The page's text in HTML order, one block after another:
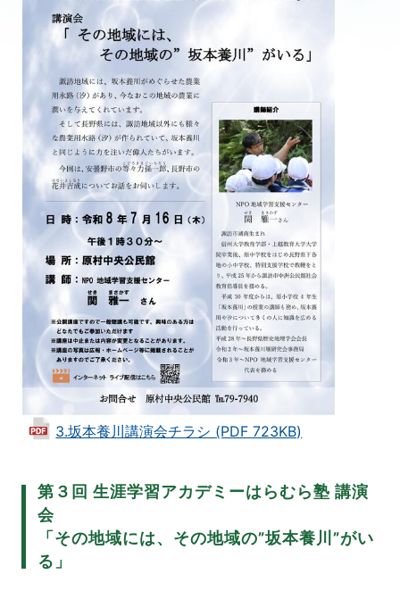
3.坂本養川講演会チラシ (PDF 723KB)
第３回 生涯学習アカデミーはらむら塾 講演
会
「その地域には、その地域の”坂本養川”がい
る」